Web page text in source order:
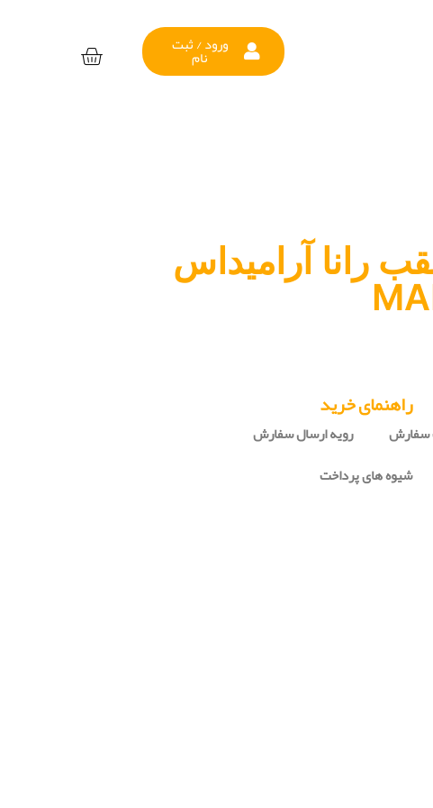
ورود / ثبت
نام
رانا آرامیداس
راهنمای خرید
سفارش
رویه ارسال سفارش
شیوه های پرداخت